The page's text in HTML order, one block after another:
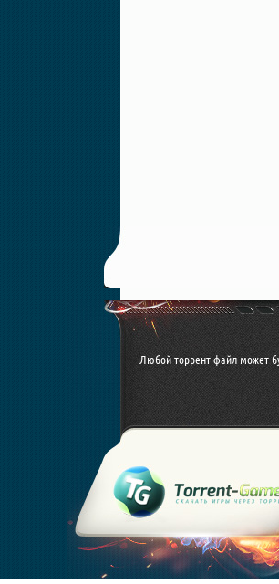
Любой торрент файл может